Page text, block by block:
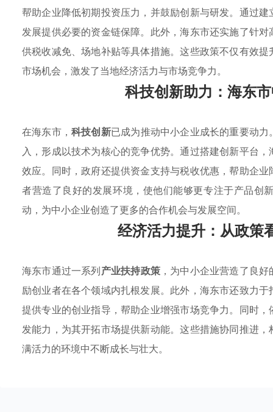
帮助企业降低初期投资压力，并鼓励创新与研发。通过
发展提供必要的资金链保障。此外，海东市还实施了针
供税收减免、场地补贴等具体措施。这些政策不仅有效
市场机会，激发了当地经济活力与市场竞争力。
科技创新助力：海东
在海东市，科技创新已成为推动中小企业成长的重要动力
入，形成以技术为核心的竞争优势。通过搭建创新平台
效应。同时，政府还提供资金支持与税收优惠，帮助企
者营造了良好的发展环境，使他们能够更专注于产品创
动，为中小企业创造了更多的合作机会与发展空间。
经济活力提升：从政策
海东市通过一系列产业扶持政策，为中小企业营造了良
励创业者在各个领域内扎根发展。此外，海东市还致力于
提供专业的创业指导，帮助企业增强市场竞争力。同时
发能力，为其开拓市场提供新动能。这些措施协同推进
满活力的环境中不断成长与壮大。